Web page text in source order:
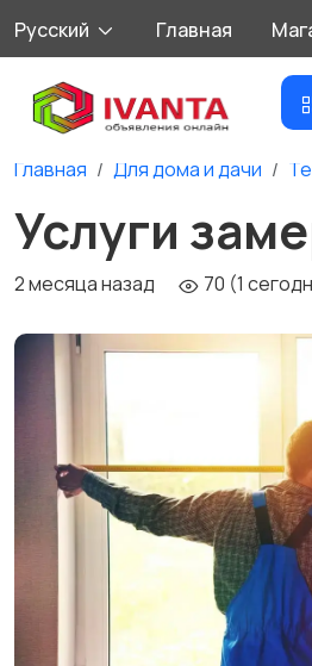
Русский Главная
Главная Для дома и дачи
Услуги
2 месяца назад 70 (1